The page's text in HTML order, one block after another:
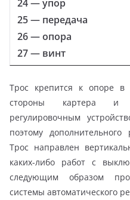
24 — упор
25 — передача
26 — опора
27 — винт
Трос крепится к опоре в
стороны картера и
регулировочным
поэтому дополнительного
Трос направлен
каких-либо работ с
следующим образом
системы автоматического